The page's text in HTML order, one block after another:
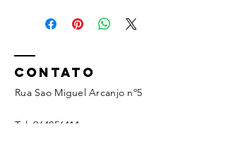
CONTATO
Rua Sao Miguel Arcanjo nº5
Tel:964056411